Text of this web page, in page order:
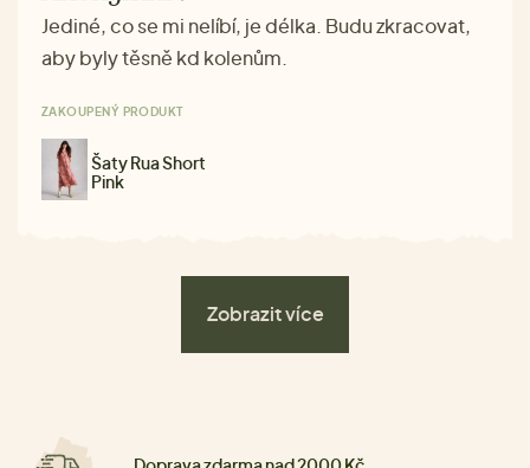
Jediné, co se mi nelíbí, je délka. Budu zkracovat,
aby byly těsně kd kolenům.
ZAKOUPENÝ PRODUKT
Šaty Rua Short
Pink
Zobrazit více